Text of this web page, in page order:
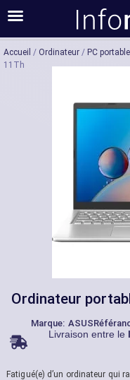
Acheter
Accueil / Ordinateur / PC portable
11Th
Ordinateur
Marque: ASUS
Livraison entre le
Fatigué(e) d’un ordinateur qui